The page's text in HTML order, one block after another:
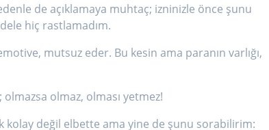
de açıklamaya muhtaç; izninizle önce şunu
hiç rastlamadım.
mutsuz eder. Bu kesin ama paranın varlığı,
olmaz, olması yetmez!
kolay değil elbette ama yine de şunu sorabilirim: